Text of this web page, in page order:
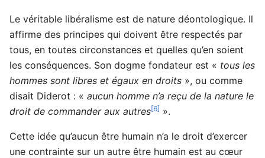
Le véritable libéralisme est de nature déontologique. Il
affirme des principes qui doivent être respectés par
tous, en toutes circonstances et quelles qu’en soient
les conséquences. Son dogme fondateur est « tous les
hommes sont libres et égaux en droits », ou comme
disait Diderot : « aucun homme n’a reçu de la nature le
droit de commander aux autres[6] ».
Cette idée qu’aucun être humain n’a le droit d’exercer
une contrainte sur un autre être humain est au cœur